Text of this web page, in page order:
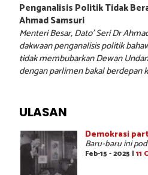
Penganalisis Politik Tidak
Ahmad Samsuri
Menteri Besar, Dato’ Seri Dr
dakwaan penganalisis politik
tidak membubarkan Dewan
dengan parlimen bakal berdepan
ULASAN
Demokrasi
Baru-baru ini
Feb-15 - 2025 | 11